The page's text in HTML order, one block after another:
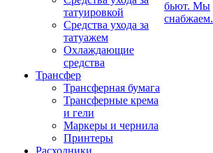
татуировкой
Средства ухода за
татуажем
Охлаждающие
средства
Трансфер
Трансферная бумага
Трансферные крема
и гели
Маркеры и чернила
Принтеры
Расходники
бьют. Мы
снабжаем.